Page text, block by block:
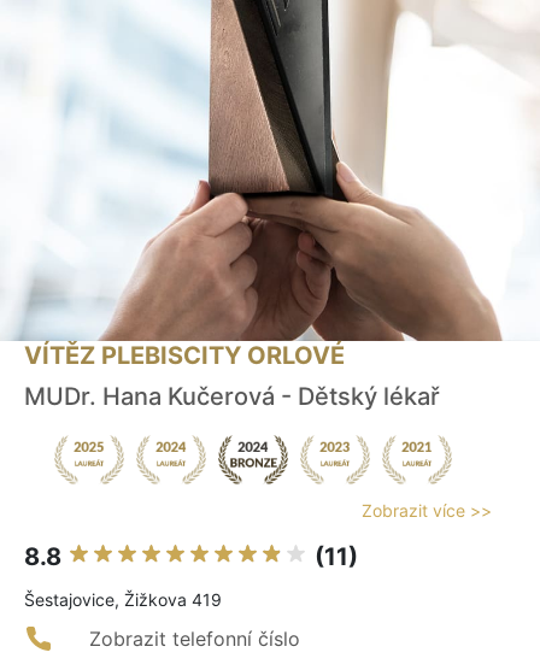
VÍTĚZ PLEBISCITY ORLOVÉ
MUDr. Hana Kučerová - Dětský lékař
Zobrazit více >>
8.8 (11)
Šestajovice, Žižkova 419
Zobrazit telefonní číslo